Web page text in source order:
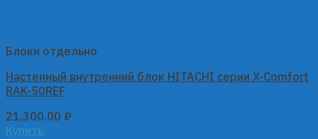
Блоки отдельно
Настенный внутренний блок HITACHI серии X-Comfort
RAK-50REF
21,300.00 ₽
Купить